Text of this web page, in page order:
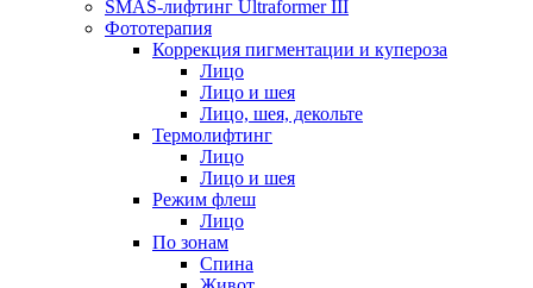
SMAS-лифтинг Ultraformer III
Фототерапия
Коррекция пигментации и купероза
Лицо
Лицо и шея
Лицо, шея, декольте
Термолифтинг
Лицо
Лицо и шея
Режим флеш
Лицо
По зонам
Спина